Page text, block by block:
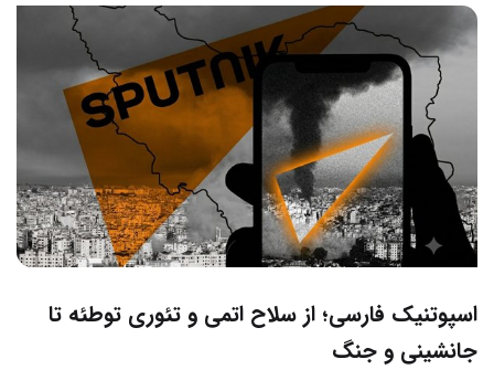
اسپوتنیک فارسی؛ از سلاح اتمی و تئوری توطئه تا
جانشینی و جنگ